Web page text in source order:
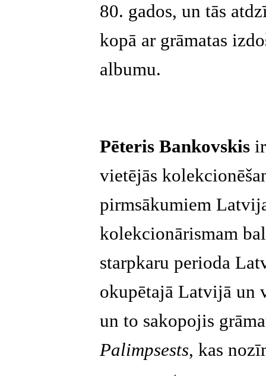
80. gados, un tās
kopā ar grāmatas
albumu.
Pēteris Bankovskis
vietējās
pirmsākumiem
kolekcionārismam
starpkaru perioda
okupētajā Latvijā un
un to sakopojis
Palimpsests, kas